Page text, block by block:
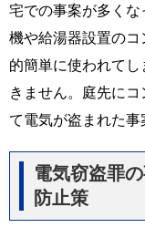
宅での事案が多く
機や給湯器設置の
的簡単に使われて
きません。庭先に
て電気が盗まれた事
電気窃盗罪
防止策